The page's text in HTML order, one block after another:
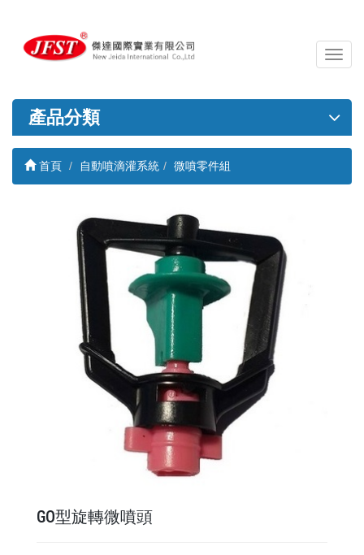
導
覽
關
產品分類
首頁 自動噴滴灌系統 微噴零件組
GO型旋轉微噴頭